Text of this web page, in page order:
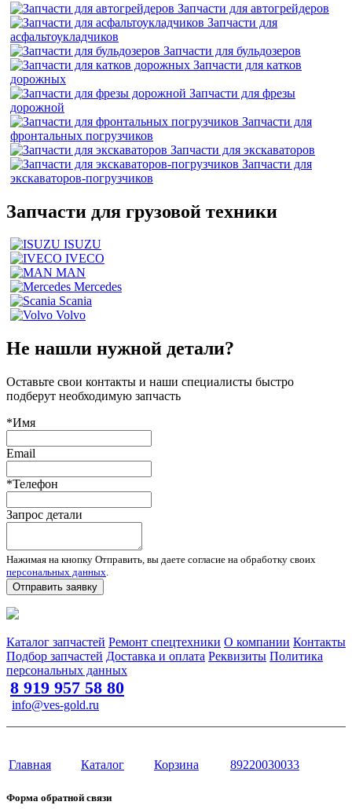
Запчасти для автогрейдеров
Запчасти для
асфальтоукладчиков
Запчасти для бульдозеров
Запчасти для катков
дорожных
Запчасти для фрезы
дорожной
Запчасти для
фронтальных погрузчиков
Запчасти для экскаваторов
Запчасти для
экскаваторов-погрузчиков
Запчасти для грузовой техники
ISUZU
IVECO
MAN
Mercedes
Scania
Volvo
Не нашли нужной детали?
Оставьте свои контакты и наши специалисты быстро
подберут необходимую запчасть
*Имя
Email
*Телефон
Запрос детали
Нажимая на кнопку Отправить, вы даете согласие на обработку своих
персональных данных.
Отправить заявку
Каталог запчастей Ремонт спецтехники О компании Контакты
Подбор запчастей Доставка и оплата Реквизиты Политика
персональных данных
8 919 957 58 80
info@ves-gold.ru
Главная Каталог Корзина 89220030033
Форма обратной связи